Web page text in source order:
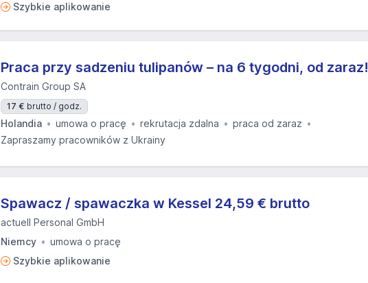
Szybkie aplikowanie
Praca przy sadzeniu tulipanów – na 6 tygodni, od zaraz!
Contrain Group SA
17 € brutto / godz.
Holandia umowa o pracę rekrutacja zdalna
praca od zaraz
Zapraszamy pracowników z Ukrainy
Spawacz / spawaczka w Kessel 24,59 € brutto
actuell Personal GmbH
Niemcy
umowa o pracę
Szybkie aplikowanie